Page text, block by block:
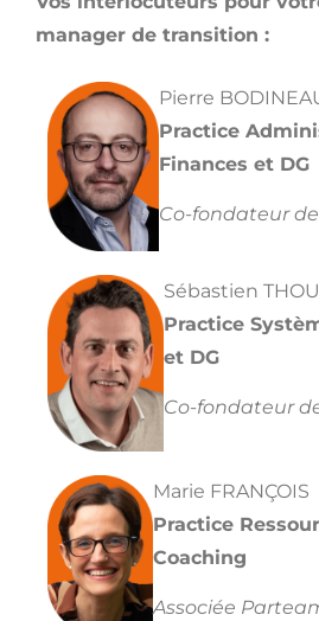
manager de transition :
Pierre
Practice
Finances et DG
Co-fondateur
Sébastien
Practice
et DG
Co-fondateur
Marie FRANÇOIS
Practice
Coaching
Associée